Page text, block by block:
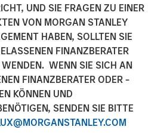
UND SIE FRAGEN ZU EINER
VON MORGAN STANLEY
HABEN, SOLLTEN SIE
FINANZBERATER
WENDEN. WENN SIE SICH AN
FINANZBERATER ODER -
KÖNNEN UND
SENDEN SIE BITTE
Lightspeed's transformation to
for businesses throughout